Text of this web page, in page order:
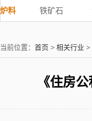
炉料
铁矿石
当前位置： 首页 > 相关行业 >
《住房